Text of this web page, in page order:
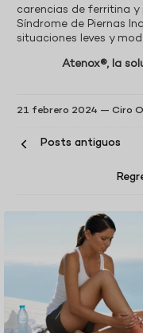
carencias de ferritina
Síndrome de Piernas
situaciones leves y
Atenox®, la
21 febrero 2024 — Ciro
Posts antiguos
P
O